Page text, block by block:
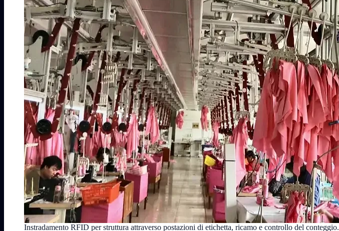
Instradamento RFID per struttura attraverso postazioni di etichetta, ricamo e controllo del conteggio.